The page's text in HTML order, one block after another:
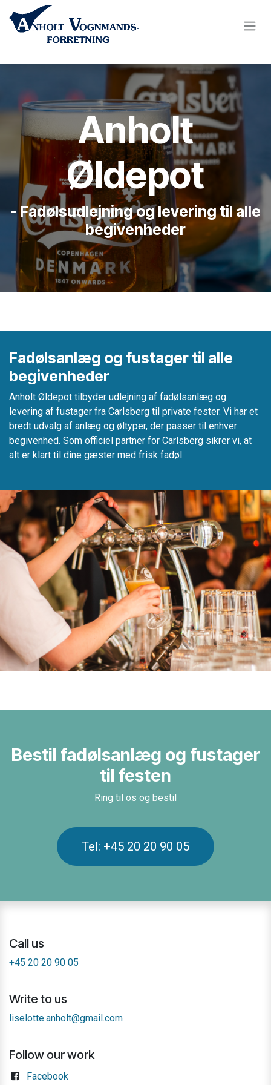
Skip to Content
Anholt
Øldepot
- Fadølsudlejning og levering til alle
begivenheder
Fadølsanlæg og fustager til alle
begivenheder
Anholt Øldepot tilbyder udlejning af fadølsanlæg og
levering af fustager fra Carlsberg til private fester. Vi har et
bredt udvalg af anlæg og øltyper, der passer til enhver
begivenhed. Som officiel partner for Carlsberg sikrer vi, at
alt er klart til dine gæster med frisk fadøl.
Bestil fadølsanlæg og fustager
til festen
Ring til os og bestil
Tel: +45 20 20 90 05
Call us
+45 20 20 90 05
Write to us
liselotte.anholt@gmail.com
Follow our work
Facebook